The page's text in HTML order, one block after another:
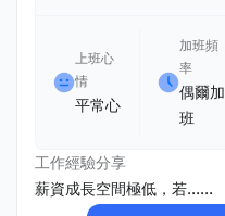
上班心
情
平常心
加班頻
率
偶爾加
班
工作經驗分享
薪資成長空間極低，若......